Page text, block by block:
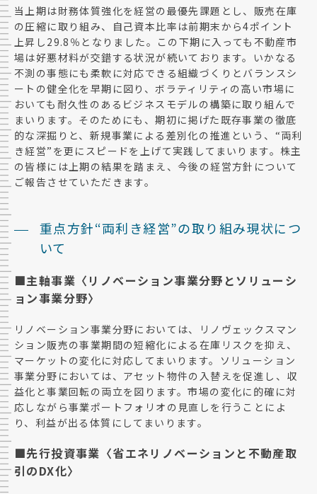
IRメール配信サービス新規登録
株価情報
よくあるご質問
当上期は財務体質強化を経営の最優先課題とし、販売在庫
の圧縮に取り組み、自己資本比率は前期末から4ポイント
上昇し29.8％となりました。この下期に入っても不動産市
場は好悪材料が交錯する状況が続いております。いかなる
不測の事態にも柔軟に対応できる組織づくりとバランスシ
ートの健全化を早期に図り、ボラティリティの高い市場に
おいても耐久性のあるビジネスモデルの構築に取り組んで
まいります。そのためにも、期初に掲げた既存事業の徹底
的な深掘りと、新規事業による差別化の推進という、“両利
き経営”を更にスピードを上げて実践してまいります。株主
の皆様には上期の結果を踏まえ、今後の経営方針について
ご報告させていただきます。
重点方針“両利き経営”の取り組み現状につ
いて
■主軸事業〈リノベーション事業分野とソリューシ
ョン事業分野〉
リノベーション事業分野においては、リノヴェックスマン
ション販売の事業期間の短縮化による在庫リスクを抑え、
マーケットの変化に対応してまいります。ソリューション
事業分野においては、アセット物件の入替えを促進し、収
益化と事業回転の両立を図ります。市場の変化に的確に対
応しながら事業ポートフォリオの見直しを行うことによ
り、利益が出る体質にしてまいります。
■先行投資事業〈省エネリノベーションと不動産取
引のDX化〉